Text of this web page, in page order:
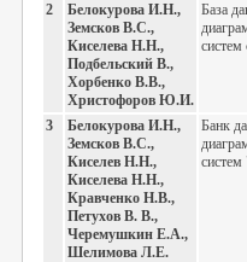
2
Белокурова И.Н.,
Земсков В.С.,
Киселева Н.Н.,
Подбельский В.,
Хорбенко В.В.,
Христофоров Ю.И.
База
систем
3
Белокурова И.Н.,
Земсков В.С.,
Киселев Н.Н.,
Киселева Н.Н.,
Кравченко Н.В.,
Петухов В. В.,
Черемушкин Е.А.,
Шелимова Л.Е.
Банк